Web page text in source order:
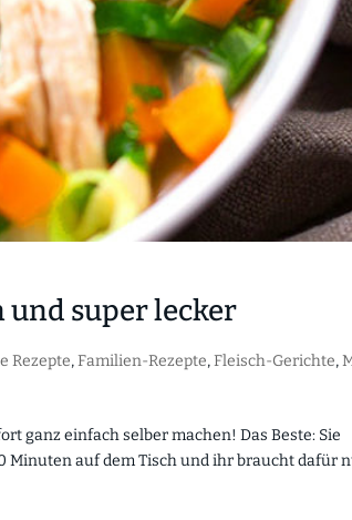
und super lecker
Rezepte,Familien-Rezepte,Fleisch-Gerichte,
ganz einfach selber machen! Das Beste: Sie
Minuten auf dem Tisch und ihr braucht dafür